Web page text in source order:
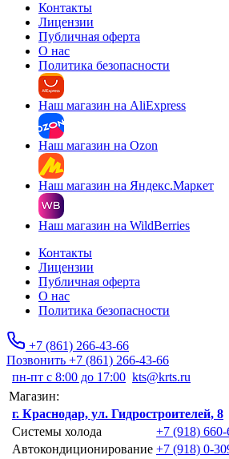
Контакты
Лицензии
Публичная оферта
О нас
Политика безопасности
Наш магазин на AliExpress
Наш магазин на Ozon
Наш магазин на Яндекс.Маркет
Наш магазин на WildBerries
Контакты
Лицензии
Публичная оферта
О нас
Политика безопасности
+7 (861) 266-43-66
Позвонить +7 (861) 266-43-66
пн-пт с 8:00 до 17:00 kts@krts.ru
Магазин:
г. Краснодар, ул. Гидростроителей, 8
Системы холода
+7 (918)
Автокондиционирование +7 (918) 0-